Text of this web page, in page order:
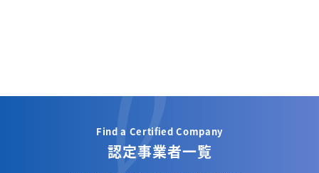
Find a Certified Company
認定事業者一覧